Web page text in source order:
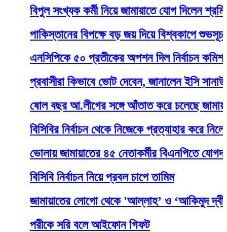
বিপুল সংখ্যক কর্মী নিয়ে জামায়াতে যোগ দিলেন শ্রমিকদল
পাকিস্তানের বিপক্ষে বড় জয় দিয়ে বিশ্বকাপে শুভসূচনা
এনসিপিকে ৫০ প্রতীকের অপশন দিল নির্বাচন কমিশন
প্রবাসীরা কিভাবে ভোট দেবেন, জানালেন ইসি সানাউল্লাহ
ষোল বছর আ.লীগের সঙ্গে আঁতাত করে চলেছে জামায়াত:
বিসিবির নির্বাচন থেকে নিজেকে প্রত্যাহার করে নিলেন
ভোলায় জামায়াতের ৪৫ নেতাকর্মীর বিএনপিতে যোগদান
বিসিবি নির্বাচন নিয়ে প্রবল চাপে তামিম
জামায়াতের লোগো থেকে 'আল্লাহ’ ও ‘আকিমুদ দ্বীন’ শব্দ
পরীকে সরি বলে আইফোন গিফট